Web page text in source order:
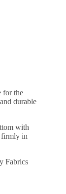
for the
durable
with
firmly in
Fabrics